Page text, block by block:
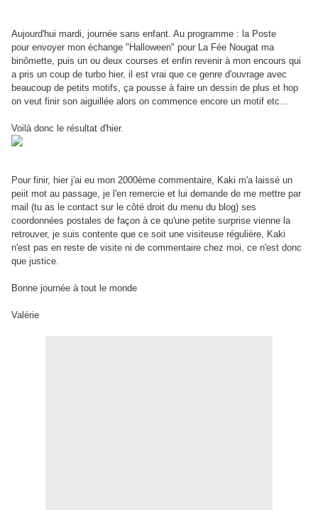
Aujourd'hui mardi, journée sans enfant. Au programme : la Poste
pour envoyer mon échange "Halloween" pour La Fée Nougat ma
binômette, puis un ou deux courses et enfin revenir à mon encours qui
a pris un coup de turbo hier, il est vrai que ce genre d'ouvrage avec
beaucoup de petits motifs, ça pousse à faire un dessin de plus et hop
on veut finir son aiguillée alors on commence encore un motif etc...
Voilà donc le résultat d'hier.
Pour finir, hier j'ai eu mon 2000ème commentaire, Kaki m'a laissé un
peiit mot au passage, je l'en remercie et lui demande de me mettre par
mail (tu as le contact sur le côté droit du menu du blog) ses
coordonnées postales de façon à ce qu'une petite surprise vienne la
retrouver, je suis contente que ce soit une visiteuse régulière, Kaki
n'est pas en reste de visite ni de commentaire chez moi, ce n'est donc
que justice.
Bonne journée à tout le monde
Valérie